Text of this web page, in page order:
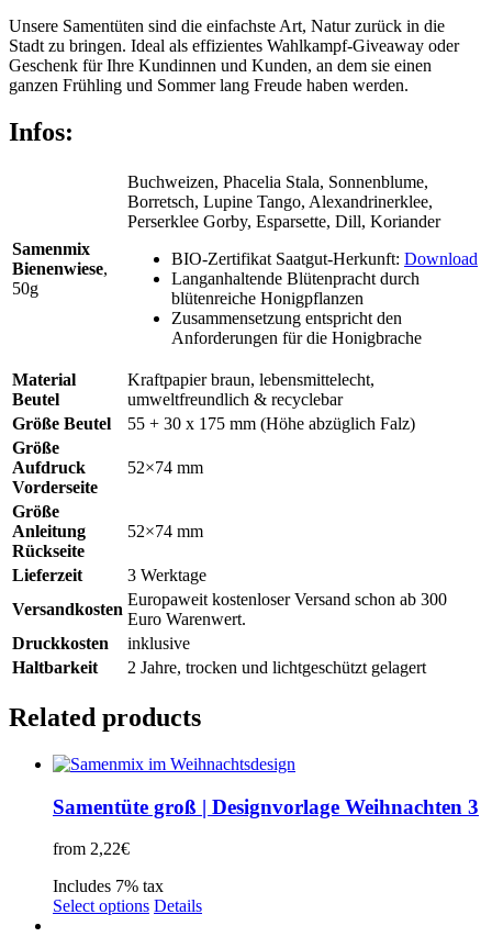
Unsere Samentüten sind die einfachste Art, Natur zurück in die
Stadt zu bringen. Ideal als effizientes Wahlkampf-Giveaway oder
Geschenk für Ihre Kundinnen und Kunden, an dem sie einen
ganzen Frühling und Sommer lang Freude haben werden.
Infos:
Samenmix
Bienenwiese,
50g
Buchweizen, Phacelia Stala, Sonnenblume,
Borretsch, Lupine Tango, Alexandrinerklee,
Perserklee Gorby, Esparsette, Dill, Koriander
BIO-Zertifikat Saatgut-Herkunft: Download
Langanhaltende Blütenpracht durch
blütenreiche Honigpflanzen
Zusammensetzung entspricht den
Anforderungen für die Honigbrache
Material
Beutel
Kraftpapier braun, lebensmittelecht,
umweltfreundlich & recyclebar
Größe Beutel
55 + 30 x 175 mm (Höhe abzüglich Falz)
Größe
Aufdruck
Vorderseite
52×74 mm
Größe
Anleitung
Rückseite
52×74 mm
Lieferzeit
3 Werktage
Versandkosten
Europaweit kostenloser Versand schon ab 300
Euro Warenwert.
Druckkosten
inklusive
Haltbarkeit
2 Jahre, trocken und lichtgeschützt gelagert
Related products
Samentüte groß | Designvorlage Weihnachten 3
from 2,22€
Includes 7% tax
Select options Details